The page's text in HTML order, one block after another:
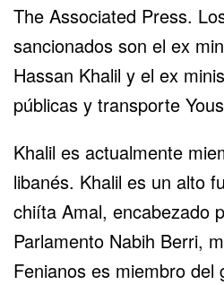
The Associated Press.
sancionados son el ex
Hassan Khalil y el ex
públicas y transporte
Khalil es actualmente
libanés. Khalil es un alto
chiíta Amal, encabezado
Parlamento Nabih Berri,
Fenianos es miembro del